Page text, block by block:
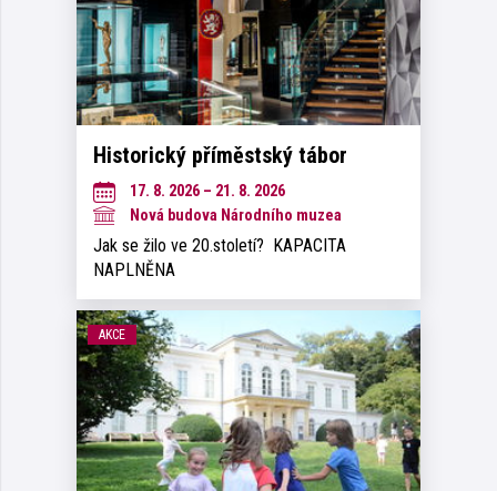
Historický příměstský tábor
17. 8. 2026 – 21. 8. 2026
Nová budova Národního muzea
Jak se žilo ve 20.století? KAPACITA
NAPLNĚNA
AKCE